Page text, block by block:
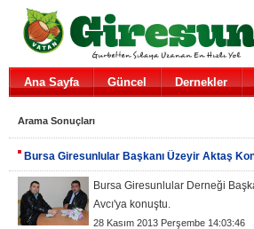
Ana Sayfa Güncel Dernekler
Arama Sonuçları
Bursa Giresunlular Başkanı Üzeyir Aktaş
Bursa Giresunlular Derneği
Avcı'ya konuştu.
28 Kasım 2013 Perşembe 14:03:46